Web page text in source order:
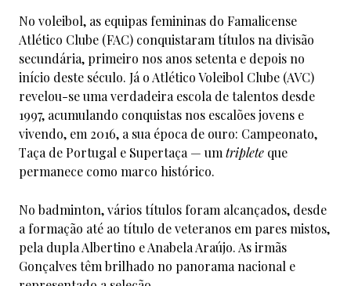
No voleibol, as equipas femininas do Famalicense
Atlético Clube (FAC) conquistaram títulos na divisão
secundária, primeiro nos anos setenta e depois no
início deste século. Já o Atlético Voleibol Clube (AVC)
revelou-se uma verdadeira escola de talentos desde
1997, acumulando conquistas nos escalões jovens e
vivendo, em 2016, a sua época de ouro: Campeonato,
Taça de Portugal e Supertaça — um triplete que
permanece como marco histórico.
No badminton, vários títulos foram alcançados, desde
a formação até ao título de veteranos em pares mistos,
pela dupla Albertino e Anabela Araújo. As irmãs
Gonçalves têm brilhado no panorama nacional e